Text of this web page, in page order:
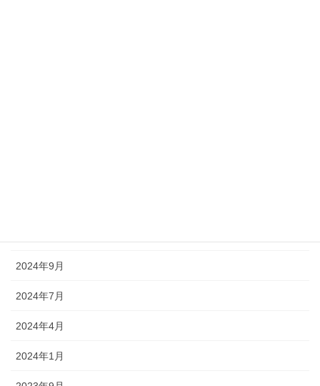
2024年9月
2024年7月
2024年4月
2024年1月